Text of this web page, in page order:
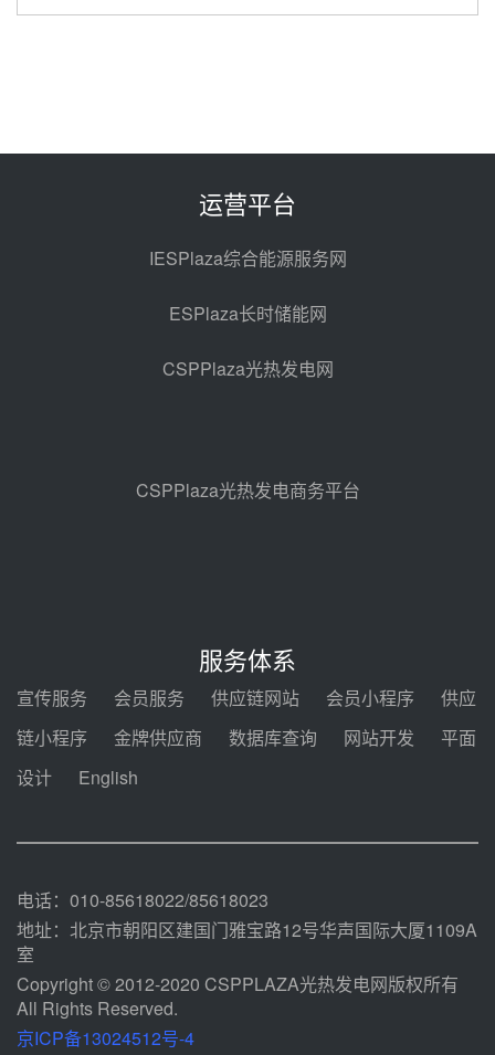
电机组灵活性改造项目三元液态盐
2026-2029年熔盐介质框架协议
中能建华中试研院中标重能新疆
100MW光热项目机组调试及性能
试验
昨天 08-05 10:41
格局
昨天 08-05 09:11
锅中标格尔木项目蒸汽发生系统
甘肃建投安装公司赴京洽谈，深化
瓜州、博州光热项目战略合作
发！明确推动光热发电规模化发展
运营平台
IESPlaza综合能源服务网
ESPlaza长时储能网
CSPPlaza光热发电网
CSPPlaza光热发电商务平台
服务体系
宣传服务 会员服务 供应链网站 会员小程序
供应
链小程序
金牌供应商 数据库查询 网站开发
平面
设计
English
电话：010-85618022/85618023
地址：北京市朝阳区建国门雅宝路12号华声国际大厦1109A
室
Copyright © 2012-2020 CSPPLAZA光热发电网版权所有
All Rights Reserved.
京ICP备13024512号-4